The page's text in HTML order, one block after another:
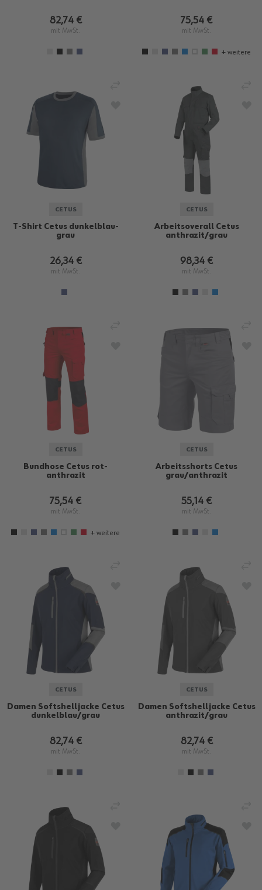
82,74 €
mit MwSt.
75,54 €
mit MwSt.
+ weitere
CETUS
T-Shirt Cetus dunkelblau-
grau
26,34 €
mit MwSt.
ZUR WUNSCHLISTE HINZUFÜGEN
CETUS
Arbeitsoverall Cetus
anthrazit/grau
98,34 €
mit MwSt.
CETUS
Bundhose Cetus rot-
anthrazit
75,54 €
mit MwSt.
+ weitere
ZUR WUNSCHLISTE HINZUFÜGEN
CETUS
Arbeitsshorts Cetus
grau/anthrazit
55,14 €
mit MwSt.
CETUS
Damen Softshelljacke Cetus
dunkelblau/grau
82,74 €
mit MwSt.
ZUR WUNSCHLISTE HINZUFÜGEN
CETUS
Damen Softshelljacke Cetus
anthrazit/grau
82,74 €
mit MwSt.
ZUR WUNSCHLISTE HINZUFÜGEN